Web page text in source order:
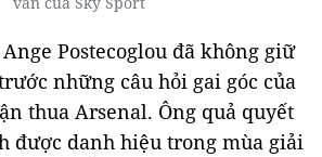
Postecoglou đã không giữ
những câu hỏi gai góc của
thua Arsenal. Ông quả quyết
được danh hiệu trong mùa giải